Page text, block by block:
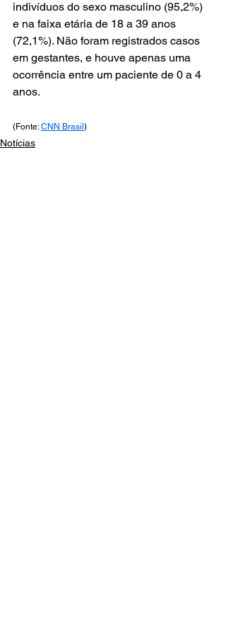
indivíduos do sexo masculino (95,2%)
e na faixa etária de 18 a 39 anos
(72,1%). Não foram registrados casos
em gestantes, e houve apenas uma
ocorrência entre um paciente de 0 a 4
anos.
(Fonte: CNN Brasil)
Notícias